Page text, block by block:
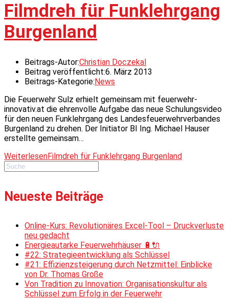
Filmdreh für Funklehrgang
Burgenland
Beitrags-Autor:Christian Doczekal
Beitrag veröffentlicht:6. März 2013
Beitrags-Kategorie: News
Die Feuerwehr Sulz erhielt gemeinsam mit feuerwehr-
innovativ.at die ehrenvolle Aufgabe das neue Schulungsvideo
für den neuen Funklehrgang des Landesfeuerwehrverbandes
Burgenland zu drehen. Der Initiator BI Ing. Michael Hauser
erstellte gemeinsam…
WeiterlesenFilmdreh für Funklehrgang Burgenland
Neueste Beiträge
Online-Kurs: Revolutionäres Excel-Tool – Druckverluste
neu gedacht
Energieautarke Feuerwehrhäuser 🔋🔌
#22: Strategieentwicklung als Schlüssel
#21: Effizienzsteigerung durch Netzmittel: Einblicke
von Dr. Thomas Große
Von Tradition zu Innovation: Organisationskultur als
Schlüssel zum Erfolg in der Feuerwehr